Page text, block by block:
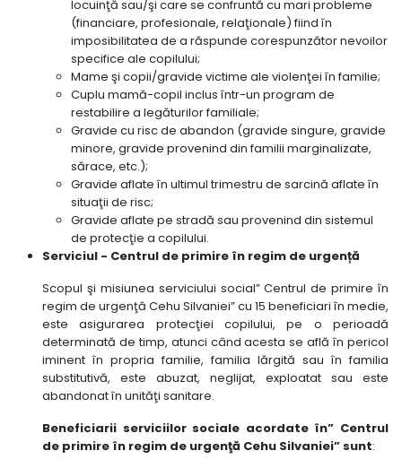
locuinţă sau/şi care se confruntă cu mari probleme
(financiare, profesionale, relaţionale) fiind în
imposibilitatea de a răspunde corespunzător nevoilor
specifice ale copilului;
Mame şi copii/gravide victime ale violenţei în familie;
Cuplu mamă-copil inclus într-un program de
restabilire a legăturilor familiale;
Gravide cu risc de abandon (gravide singure, gravide
minore, gravide provenind din familii marginalizate,
sărace, etc.);
Gravide aflate în ultimul trimestru de sarcină aflate în
situaţii de risc;
Gravide aflate pe stradă sau provenind din sistemul
de protecţie a copilului.
Serviciul - Centrul de primire în regim de urgență
Scopul şi misiunea serviciului social” Centrul de primire în
regim de urgenţă Cehu Silvaniei” cu 15 beneficiari în medie,
este asigurarea protecţiei copilului, pe o perioadă
determinată de timp, atunci când acesta se află în pericol
iminent în propria familie, familia lărgită sau în familia
substitutivă, este abuzat, neglijat, exploatat sau este
abandonat în unităţi sanitare.
Beneficiarii serviciilor sociale acordate în” Centrul
de primire în regim de urgenţă Cehu Silvaniei” sunt: